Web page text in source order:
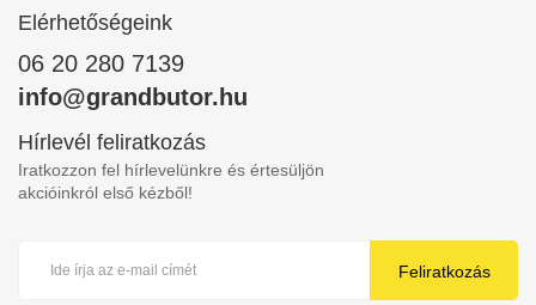
Elérhetőségeink
06 20 280 7139
info@grandbutor.hu
Hírlevél feliratkozás
Iratkozzon fel hírlevelünkre és értesüljön
akcióinkról első kézből!
Feliratkozás